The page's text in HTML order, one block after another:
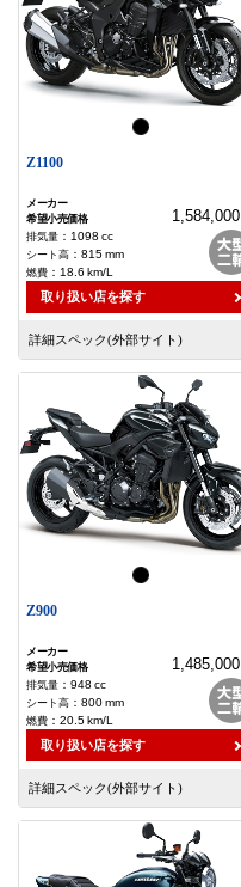
Z1100
1,584,000
： 1098 cc
： 815mm
： 18.6 km/L
取り扱い店を探す
詳細スペック(外部サイト)
Z900
1,485,000
： 948 cc
： 800mm
： 20.5km/L
取り扱い店を探す
詳細スペック(外部サイト)